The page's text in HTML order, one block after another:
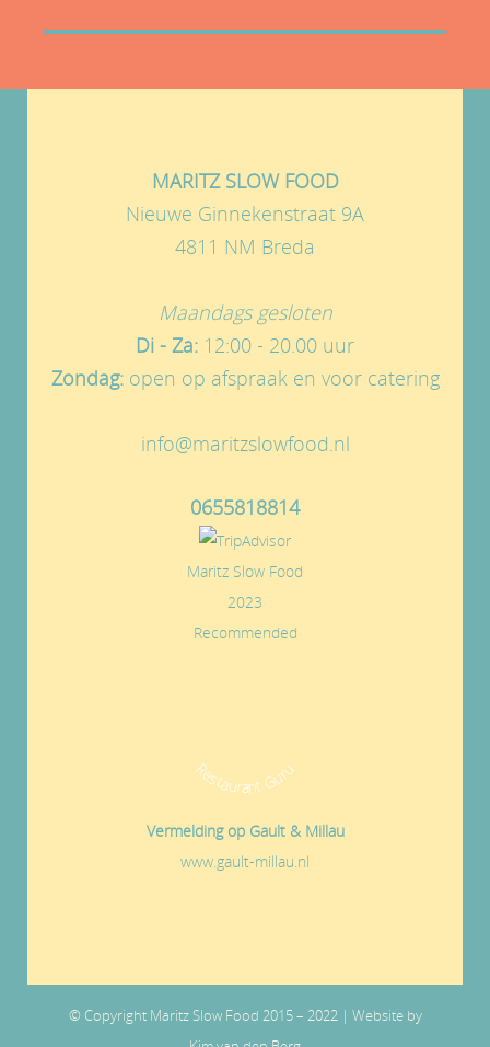
MARITZ SLOW FOOD
Nieuwe Ginnekenstraat 9A
4811 NM Breda
Maandags gesloten
Di - Za: 12:00 - 20.00 uur
Zondag:open op afspraak en voor catering
info@maritzslowfood.nl
0655818814
Maritz Slow Food
2023
Recommended
Restaurant Guru
Vermelding op Gault & Millau
www.gault-millau.nl
© Copyright Maritz Slow Food 2015 – 2022 | Website by